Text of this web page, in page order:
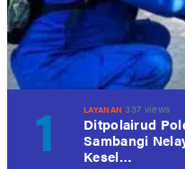
1 LAYANAN 337 views
Ditpolairud
Sambangi
Kesel…